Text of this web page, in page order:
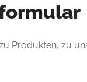
Produkten, zu